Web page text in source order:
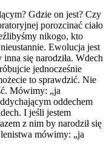
Gdzie on jest? Czy
porozcinać ciało
nikogo, kto
Ewolucja jest
się narodziła. Wdech
jednocześnie
to sprawdzić. Nie
Mówimy: „ja
oddechem
I jeśli jestem
z nim by narodził się
mówimy: „ja